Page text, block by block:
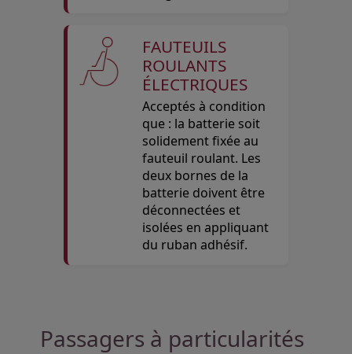
FAUTEUILS
ROULANTS
ÉLECTRIQUES
Acceptés à condition
que : la batterie soit
solidement fixée au
fauteuil roulant. Les
deux bornes de la
batterie doivent être
déconnectées et
isolées en appliquant
du ruban adhésif.
Passagers à particularités